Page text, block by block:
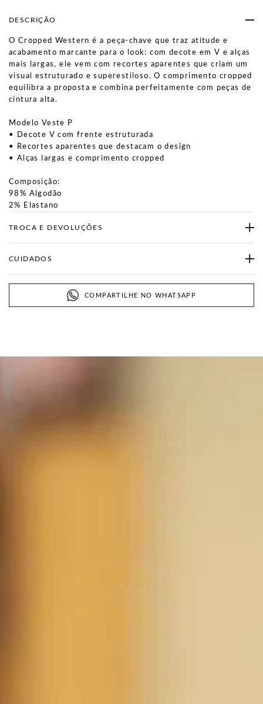
DESCRIÇÃO
O Cropped Western é a peça-chave que traz atitude e
acabamento marcante para o look: com decote em V e alças
mais largas, ele vem com recortes aparentes que criam um
visual estruturado e superestiloso. O comprimento cropped
equilibra a proposta e combina perfeitamente com peças de
cintura alta.
Modelo Veste P
• Decote V com frente estruturada
• Recortes aparentes que destacam o design
• Alças largas e comprimento cropped
Composição:
98% Algodão
2% Elastano
TROCA E DEVOLUÇÕES
CUIDADOS
COMPARTILHE NO WHATSAPP